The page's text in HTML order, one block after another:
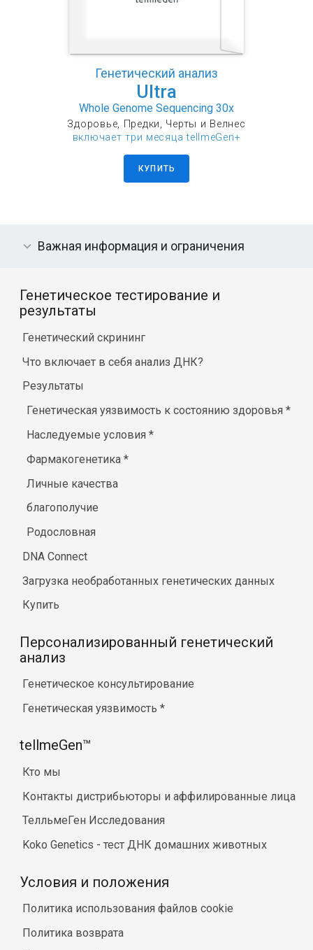
Генетический анализ
Ultra
Whole Genome Sequencing 30x
Здоровье, Предки, Черты и Велнес
включает три месяца tellmeGen+
КУПИТЬ
Важная информация и ограничения
Генетическое тестирование и
результаты
Генетический скрининг
Что включает в себя анализ ДНК?
Результаты
Генетическая уязвимость к состоянию здоровья*
Наследуемые условия*
Фармакогенетика*
Личные качества
благополучие
Родословная
DNA Connect
Загрузка необработанных генетических данных
Купить
Персонализированный генетический
анализ
Генетическое консультирование
Генетическая уязвимость *
tellmeGen™
Кто мы
Контакты дистрибьюторы и аффилированные лица
ТелльмеГен Исследования
Koko Genetics - тест ДНК домашних животных
Условия и положения
Политика использования файлов cookie
Политика возврата